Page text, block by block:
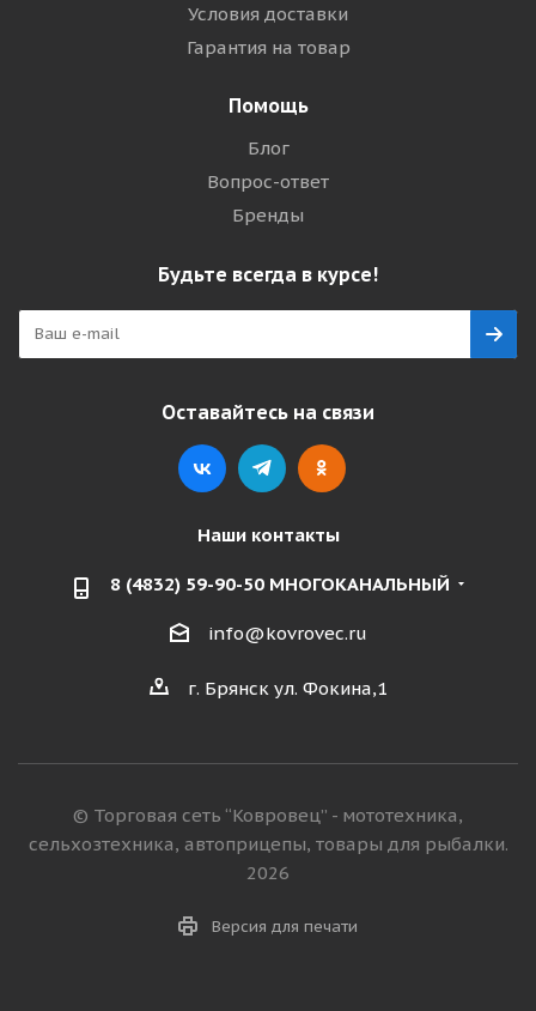
Условия доставки
Гарантия на товар
Помощь
Блог
Вопрос-ответ
Бренды
Будьте всегда в курсе!
Оставайтесь на связи
Наши контакты
8 (4832) 59-90-50 МНОГОКАНАЛЬНЫЙ
info@kovrovec.ru
г. Брянск ул. Фокина,1
© Торговая сеть “Ковровец” - мототехника,
сельхозтехника, автоприцепы, товары для рыбалки.
2026
Версия для печати